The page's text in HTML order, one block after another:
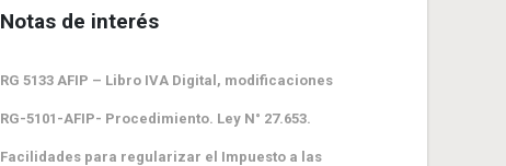
Notas de interés
RG 5133 AFIP – Libro IVA Digital, modificaciones
RG-5101-AFIP- Procedimiento. Ley N° 27.653.
Facilidades para regularizar el Impuesto a las